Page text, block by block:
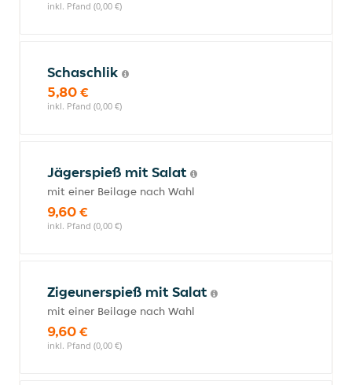
inkl. Pfand (0,00 €)
Schaschlik
5,80 €
inkl. Pfand (0,00 €)
Jägerspieß mit Salat
mit einer Beilage nach Wahl
9,60 €
inkl. Pfand (0,00 €)
Zigeunerspieß mit Salat
mit einer Beilage nach Wahl
9,60 €
inkl. Pfand (0,00 €)